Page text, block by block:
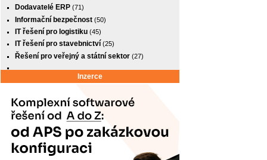
Dodavatelé ERP (71)
Informační bezpečnost (50)
IT řešení pro logistiku (45)
IT řešení pro stavebnictví (25)
Řešení pro veřejný a státní sektor (27)
Inzerce